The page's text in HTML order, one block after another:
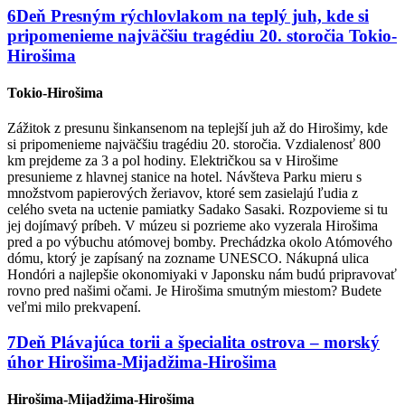
6Deň Presným rýchlovlakom na teplý juh, kde si
pripomenieme najväčšiu tragédiu 20. storočia Tokio-
Hirošima
Tokio-Hirošima
Zážitok z presunu šinkansenom na teplejší juh až do Hirošimy, kde
si pripomenieme najväčšiu tragédiu 20. storočia. Vzdialenosť 800
km prejdeme za 3 a pol hodiny. Električkou sa v Hirošime
presunieme z hlavnej stanice na hotel. Návšteva Parku mieru s
množstvom papierových žeriavov, ktoré sem zasielajú ľudia z
celého sveta na uctenie pamiatky Sadako Sasaki. Rozpovieme si tu
jej dojímavý príbeh. V múzeu si pozrieme ako vyzerala Hirošima
pred a po výbuchu atómovej bomby. Prechádzka okolo Atómového
dómu, ktorý je zapísaný na zozname UNESCO. Nákupná ulica
Hondóri a najlepšie okonomiyaki v Japonsku nám budú pripravovať
rovno pred našimi očami. Je Hirošima smutným miestom? Budete
veľmi milo prekvapení.
7Deň Plávajúca torii a špecialita ostrova – morský
úhor Hirošima-Mijadžima-Hirošima
Hirošima-Mijadžima-Hirošima